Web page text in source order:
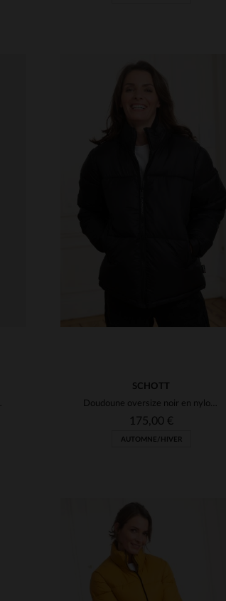
rose
SCHOTT
Doudoune oversize noir en nylon recyclé
175,00 €
AUTOMNE/HIVER